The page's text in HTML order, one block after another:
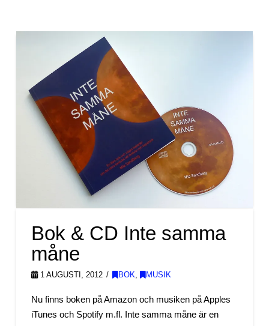
Bok & CD Inte samma
måne
1 AUGUSTI, 2012 BOK, MUSIK
Nu finns boken på Amazon och musiken på Apples
iTunes och Spotify m.fl. Inte samma måne är en